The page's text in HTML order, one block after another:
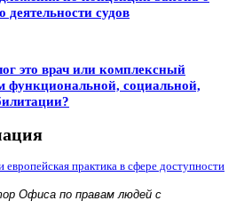
судов
это врач или комплексный
функциональной, социальной,
практика в сфере доступности
Офиса по правам людей с